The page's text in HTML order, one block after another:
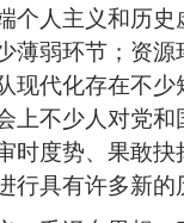
个人主义和历
薄弱环节；资
代化存在不
上不少人对党
时度势、果敢
具有许多新的